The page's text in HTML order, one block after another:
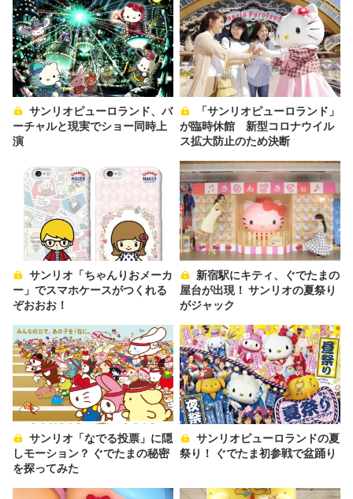
ーチャルと現実でショー同時上
演
が臨時休館 新型コロナウイル
ス拡大防止のため決断
ー」でスマホケースがつくれる
ぞおおお！
屋台が出現！ サンリオの夏祭り
がジャック
しモーション？ ぐでたまの秘密
を探ってみた
祭り！ ぐでたま初参戦で盆踊り